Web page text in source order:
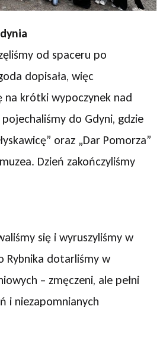
od spaceru po
dopisała, więc
na krótki wypoczynek nad
do Gdyni, gdzie
oraz „Dar Pomorza”
Dzień zakończyliśmy
się i wyruszyliśmy w
Rybnika dotarliśmy w
– zmęczeni, ale pełni
i niezapomnianych